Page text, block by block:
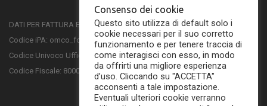
DATI PER FATTURA ELETTRONICA
Codice iPA: omco_fc
Codice Univoco Ufficio: UFSKMC
Codice Fiscale: 80001750407
Consenso dei cookie
Questo sito utilizza di default solo i
cookie necessari per il suo corretto
funzionamento e per tenere traccia di
come interagisci con esso, in modo
da offrirti una migliore esperienza
d’uso. Cliccando su "ACCETTA"
acconsenti a tale impostazione.
Eventuali ulteriori cookie verranno